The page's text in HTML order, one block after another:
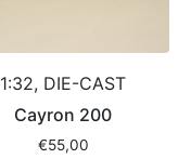
1:32, DIE-CAST
Cayron 200
€55,00